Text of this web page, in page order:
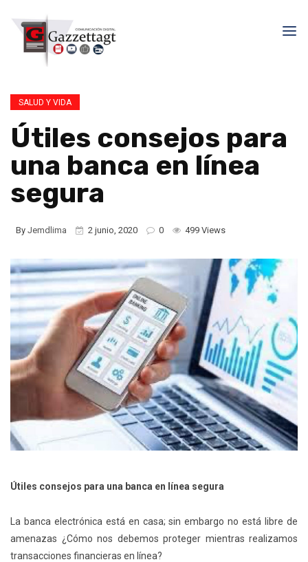
SALUD Y VIDA
Útiles consejos para
una banca en línea
segura
By Jemdlima 2 junio, 2020 0 499 Views
Útiles consejos para una banca en línea segura
La banca electrónica está en casa; sin embargo no está libre de
amenazas ¿Cómo nos debemos proteger mientras realizamos
transacciones financieras en línea?